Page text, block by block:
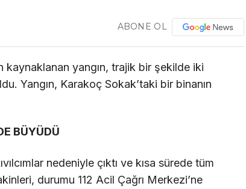
ABONE OL
kaynaklanan yangın, trajik bir şekilde iki
Yangın, Karakoç Sokak’taki bir binanın
BÜYÜDÜ
nedeniyle çıktı ve kısa sürede tüm
durumu 112 Acil Çağrı Merkezi’ne